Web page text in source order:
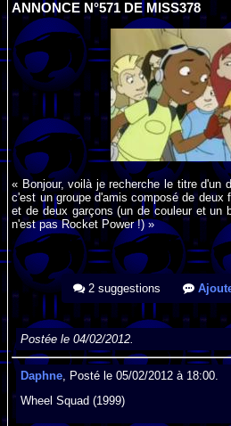
ANNONCE N°571 DE MISS378
« Bonjour, voilà je recherche le titre d'un
c'est un groupe d'amis composé de deux
et de deux garçons (un de couleur et un
n'est pas Rocket Power !) »
2 suggestions
Postée le 04/02/2012.
Daphne , Posté le 05/02/2012 à 18:00.
Wheel Squad (1999)